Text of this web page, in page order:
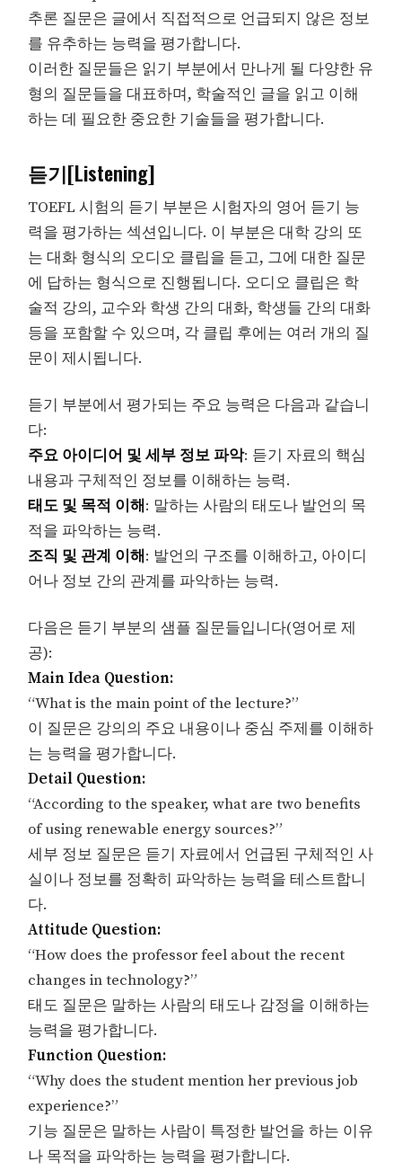
추론 질문은 글에서 직접적으로 언급되지 않은 정보
를 유추하는 능력을 평가합니다.
이러한 질문들은 읽기 부분에서 만나게 될 다양한 유
형의 질문들을 대표하며, 학술적인 글을 읽고 이해
하는 데 필요한 중요한 기술들을 평가합니다.
듣기[Listening]
TOEFL 시험의 듣기 부분은 시험자의 영어 듣기 능
력을 평가하는 섹션입니다. 이 부분은 대학 강의 또
는 대화 형식의 오디오 클립을 듣고, 그에 대한 질문
에 답하는 형식으로 진행됩니다. 오디오 클립은 학
술적 강의, 교수와 학생 간의 대화, 학생들 간의 대화
등을 포함할 수 있으며, 각 클립 후에는 여러 개의 질
문이 제시됩니다.
듣기 부분에서 평가되는 주요 능력은 다음과 같습니
다:
주요 아이디어 및 세부 정보 파악: 듣기 자료의 핵심
내용과 구체적인 정보를 이해하는 능력.
태도 및 목적 이해: 말하는 사람의 태도나 발언의 목
적을 파악하는 능력.
조직 및 관계 이해: 발언의 구조를 이해하고, 아이디
어나 정보 간의 관계를 파악하는 능력.
다음은 듣기 부분의 샘플 질문들입니다(영어로 제
공):
Main Idea Question:
“What is the main point of the lecture?”
이 질문은 강의의 주요 내용이나 중심 주제를 이해하
는 능력을 평가합니다.
Detail Question:
“According to the speaker, what are two benefits
of using renewable energy sources?”
세부 정보 질문은 듣기 자료에서 언급된 구체적인 사
실이나 정보를 정확히 파악하는 능력을 테스트합니
다.
Attitude Question:
“How does the professor feel about the recent
changes in technology?”
태도 질문은 말하는 사람의 태도나 감정을 이해하는
능력을 평가합니다.
Function Question:
“Why does the student mention her previous job
experience?”
기능 질문은 말하는 사람이 특정한 발언을 하는 이유
나 목적을 파악하는 능력을 평가합니다.